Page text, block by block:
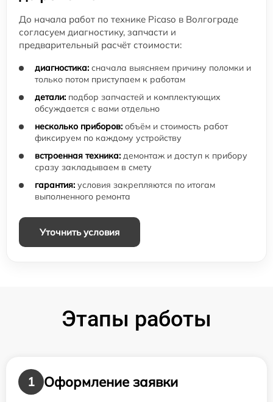
До начала работ по технике Picaso в Волгограде
согласуем диагностику, запчасти и
предварительный расчёт стоимости:
диагностика: сначала выясняем причину поломки и
только потом приступаем к работам
детали: подбор запчастей и комплектующих
обсуждается с вами отдельно
несколько приборов: объём и стоимость работ
фиксируем по каждому устройству
встроенная техника: демонтаж и доступ к прибору
сразу закладываем в смету
гарантия: условия закрепляются по итогам
выполненного ремонта
Уточнить условия
Этапы работы
1
Оформление заявки